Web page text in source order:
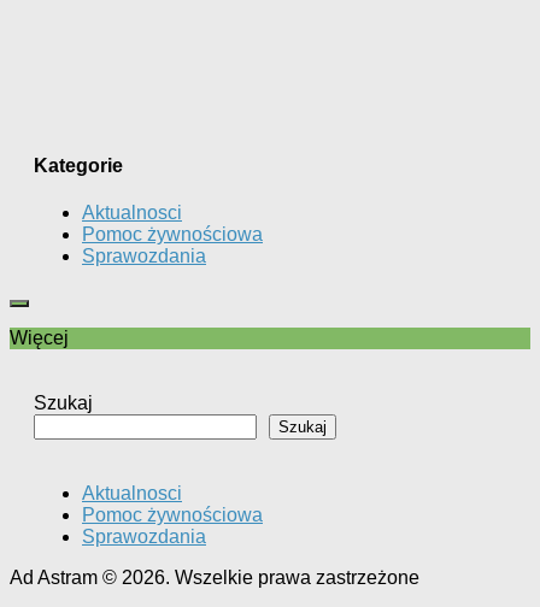
Kategorie
Aktualnosci
Pomoc żywnościowa
Sprawozdania
Więcej
Szukaj
Szukaj
Aktualnosci
Pomoc żywnościowa
Sprawozdania
Ad Astram © 2026. Wszelkie prawa zastrzeżone